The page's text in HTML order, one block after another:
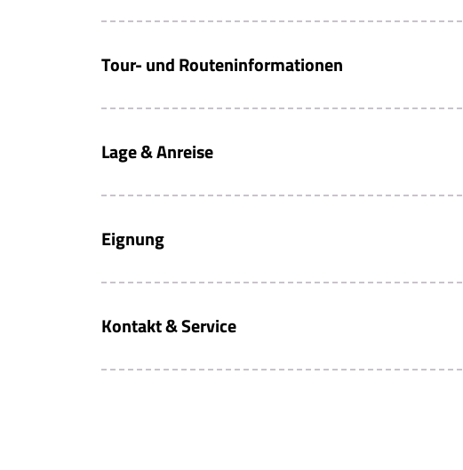
Tour- und Routeninformationen
Lage & Anreise
Eignung
Kontakt & Service